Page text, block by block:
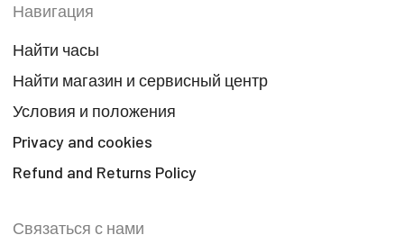
Навигация
Найти часы
Найти магазин и сервисный центр
Условия и положения
Privacy and cookies
Refund and Returns Policy
Связаться с нами